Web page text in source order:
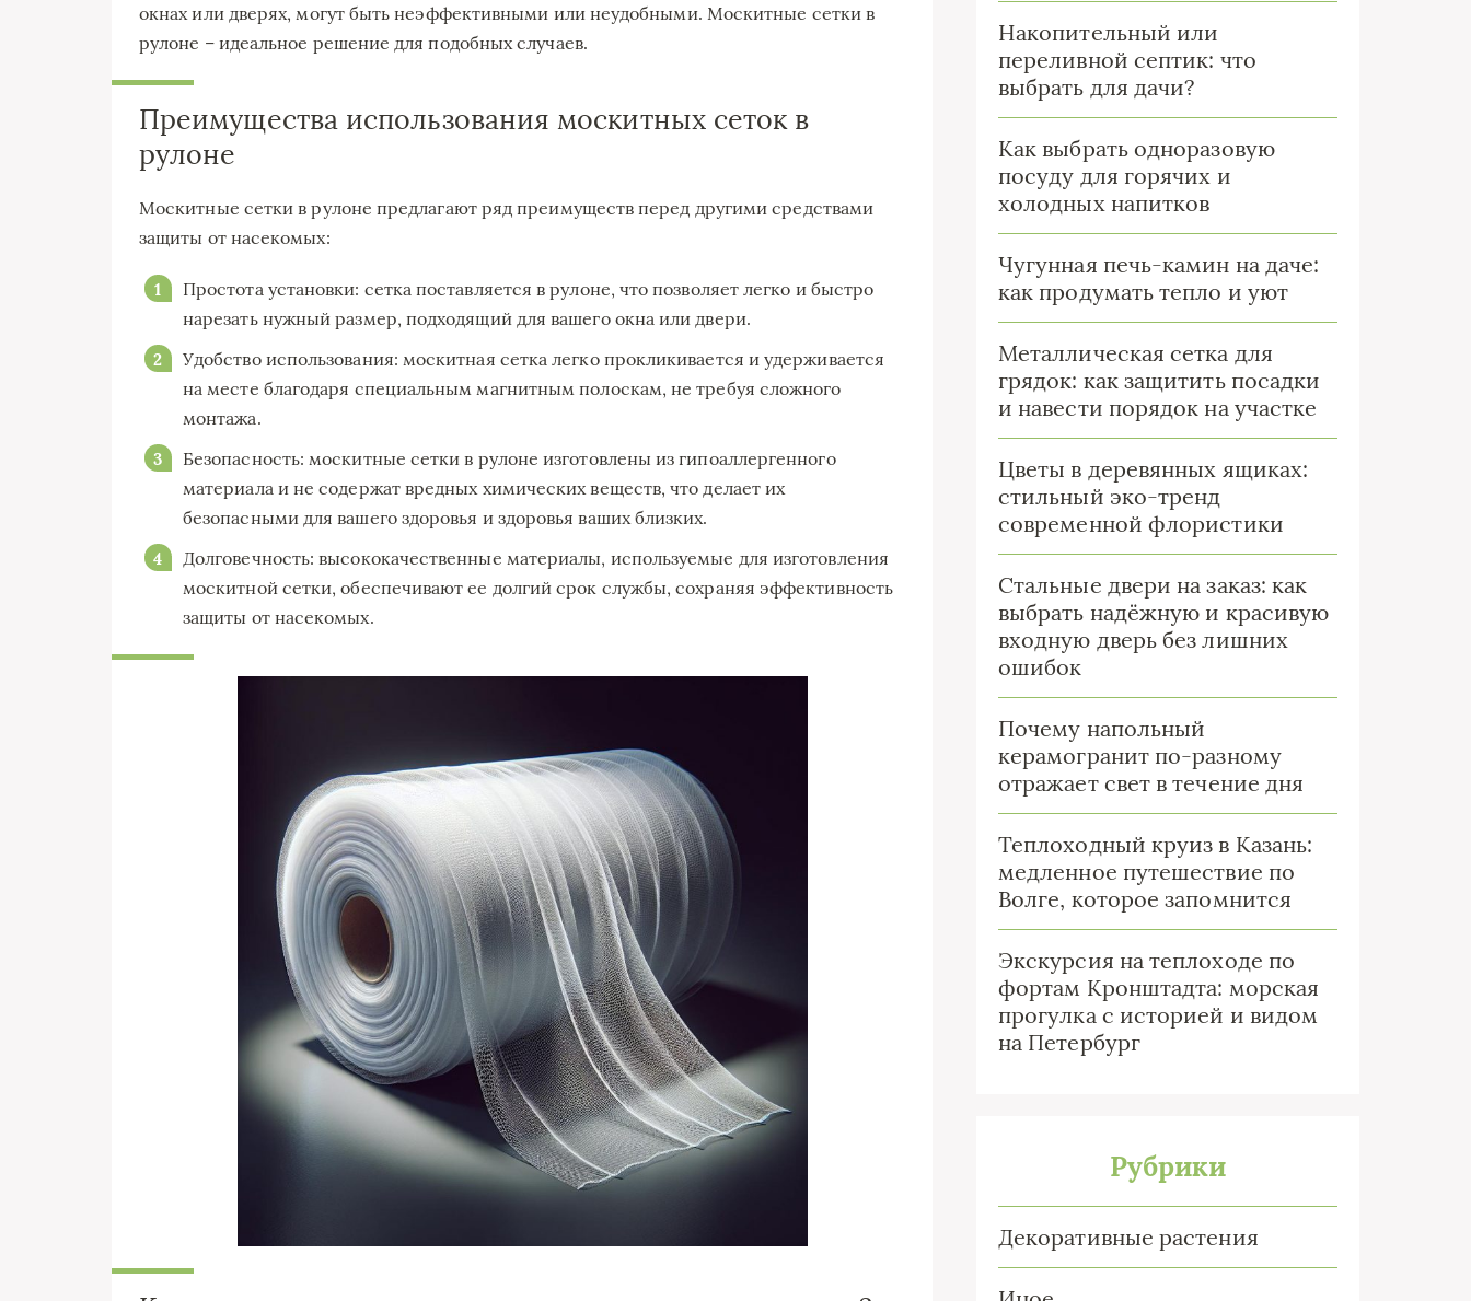
окнах или дверях, могут быть неэффективными или неудобными. Москитные сетки в
рулоне – идеальное решение для подобных случаев.
Преимущества использования москитных сеток в
рулоне
Москитные сетки в рулоне предлагают ряд преимуществ перед другими средствами
защиты от насекомых:
Простота установки: сетка поставляется в рулоне, что позволяет легко и быстро
нарезать нужный размер, подходящий для вашего окна или двери.
Удобство использования: москитная сетка легко прокликивается и удерживается
на месте благодаря специальным магнитным полоскам, не требуя сложного
монтажа.
Безопасность: москитные сетки в рулоне изготовлены из гипоаллергенного
материала и не содержат вредных химических веществ, что делает их
безопасными для вашего здоровья и здоровья ваших близких.
Долговечность: высококачественные материалы, используемые для изготовления
москитной сетки, обеспечивают ее долгий срок службы, сохраняя эффективность
защиты от насекомых.
Накопительный или
переливной септик: что
выбрать для дачи?
Как выбрать одноразовую
посуду для горячих и
холодных напитков
Чугунная печь-камин на даче:
как продумать тепло и уют
Металлическая сетка для
грядок: как защитить посадки
и навести порядок на участке
Цветы в деревянных ящиках:
стильный эко-тренд
современной флористики
Стальные двери на заказ: как
выбрать надёжную и красивую
входную дверь без лишних
ошибок
Почему напольный
керамогранит по-разному
отражает свет в течение дня
Теплоходный круиз в Казань:
медленное путешествие по
Волге, которое запомнится
Экскурсия на теплоходе по
фортам Кронштадта: морская
прогулка с историей и видом
на Петербург
Рубрики
Декоративные растения